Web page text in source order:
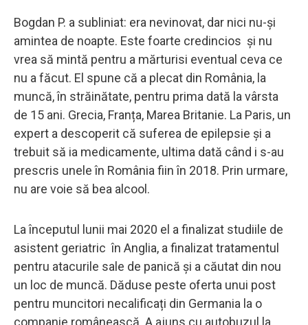
Bogdan P. a subliniat: era nevinovat, dar nici nu-și
amintea de noapte. Este foarte credincios și nu
vrea să mintă pentru a mărturisi eventual ceva ce
nu a făcut. El spune că a plecat din România, la
muncă, în străinătate, pentru prima dată la vârsta
de 15 ani. Grecia, Franța, Marea Britanie. La Paris, un
expert a descoperit că suferea de epilepsie și a
trebuit să ia medicamente, ultima dată când i s-au
prescris unele în România fiin în 2018. Prin urmare,
nu are voie să bea alcool.
La începutul lunii mai 2020 el a finalizat studiile de
asistent geriatric în Anglia, a finalizat tratamentul
pentru atacurile sale de panică și a căutat din nou
un loc de muncă. Dăduse peste oferta unui post
pentru muncitori necalificați din Germania la o
companie românească. A ajuns cu autobuzul la